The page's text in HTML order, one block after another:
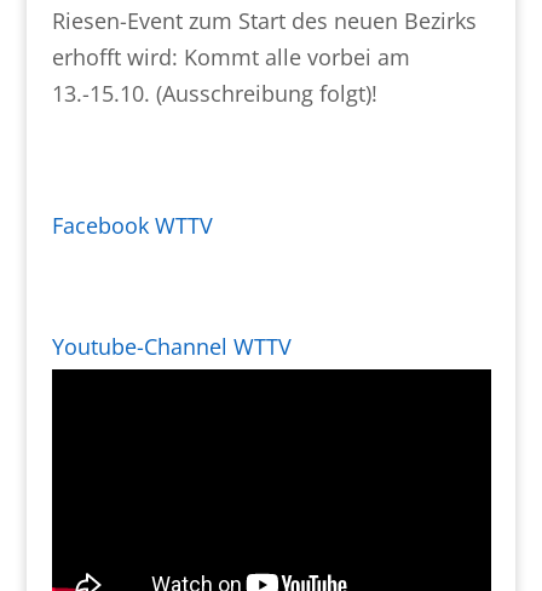
Riesen-Event zum Start des neuen Bezirks
erhofft wird: Kommt alle vorbei am
13.-15.10. (Ausschreibung folgt)!
Facebook WTTV
Youtube-Channel WTTV